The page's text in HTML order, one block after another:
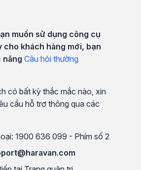
muốn sử dụng công cụ
cho khách hàng mới, bạn
năng Câu hỏi thường
có bất kỳ thắc mắc nào, xin
cầu hỗ trợ thông qua các
1900 636 099 - Phím số 2